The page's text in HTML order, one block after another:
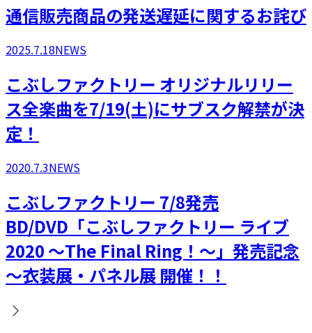
通信販売商品の発送遅延に関するお詫び
2025.7.18NEWS
こぶしファクトリー オリジナルリリー
ス全楽曲を7/19(土)にサブスク解禁が決
定！
2020.7.3NEWS
こぶしファクトリー 7/8発売
BD/DVD「こぶしファクトリー ライブ
2020 ～The Final Ring！～」発売記念
～衣装展・パネル展 開催！！